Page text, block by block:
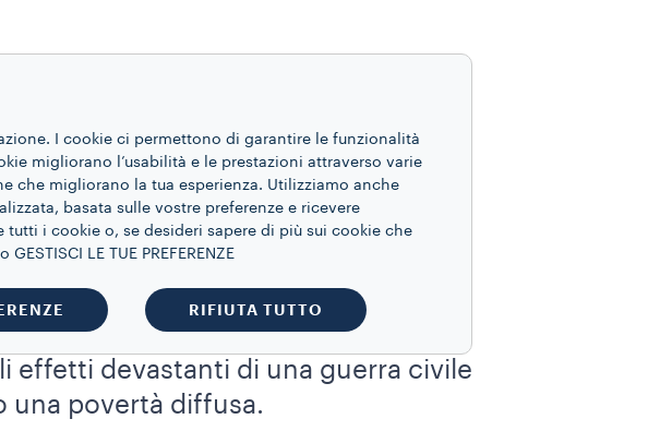
delle donne è un
determinazione per migliorare il
al contempo il cambiamento per
una piantagione di caffè tra le
Lucas Chiacal, un villaggio situato
mayaPoq’omchi. La comunità
effetti devastanti di una guerra civile
una povertà diffusa.
I cookie ci permettono di garantire le funzionalità
migliorano l’usabilità e le prestazioni attraverso varie
che migliorano la tua esperienza. Utilizziamo anche
basata sulle vostre preferenze e ricevere
i cookie o, se desideri sapere di più sui cookie che
LE TUE PREFERENZE
RIFIUTA TUTTO